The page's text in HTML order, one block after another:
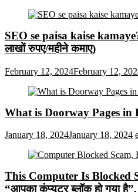
SEO se paisa kaise
लाखों रुपए/महीने कमाए)
February 12, 2024February 12,
What is Doorway Pages in
January 18, 2024January 18, 2024
This Computer Is Blocked
“आपका कंप्यूटर ब्लॉक हो गया